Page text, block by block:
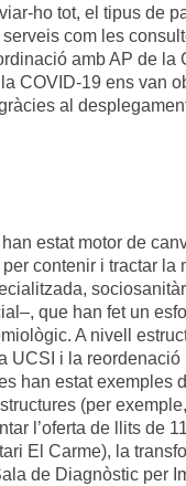
ho tot, el tipus de
com les
amb AP de la
COVID-19 ens van
al
estat motor de
contenir i tractar la
que han fet un
A nivell
UCSI i la reordenació
han estat exemples
(per
l’oferta de llits de
El Carme), la
de Diagnòstic per